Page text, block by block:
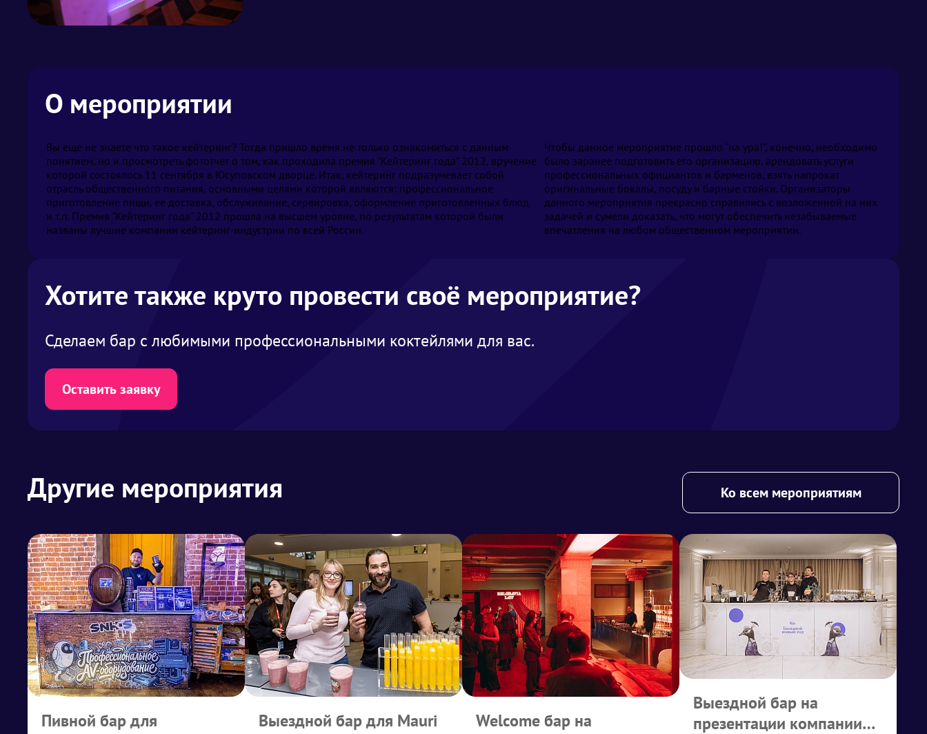
О мероприятии
Вы еще не знаете что такое кейтеринг? Тогда пришло время не только ознакомиться с данным
понятием, но и просмотреть фототчет о том, как проходила премия "Кейтеринг года" 2012, вручение
которой состоялось 11 сентября в Юсуповском дворце. Итак, кейтеринг подразумевает собой
отрасль общественного питания, основными целями которой являются: профессиональное
приготовление пищи, ее доставка, обслуживание, сервировка, оформление приготовленных блюд
и т.п. Премия "Кейтеринг года" 2012 прошла на высшем уровне, по результатам которой были
названы лучшие компании кейтеринг-индустрии по всей России.
Чтобы данное мероприятие прошло "на ура!", конечно, необходимо
было заранее подготовить его организацию, арендовать услуги
профессиональных официантов и барменов, взять напрокат
оригинальные бокалы, посуду и барные стойки. Организаторы
данного мероприятия прекрасно справились с возложенной на них
задачей и сумели доказать, что могут обеспечить незабываемые
впечатления на любом общественном мероприятии.
Хотите также круто провести своё мероприятие?
Сделаем бар с любимыми профессиональными коктейлями для вас.
Оставить заявку
Другие мероприятия Ко всем мероприятиям
Пивной бар для
Выездной бар для Mauri
Welcome бар на
Выездной бар на
презентации компании